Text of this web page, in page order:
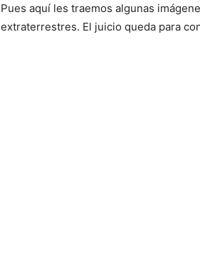
Pues aquí les traemos algunas
extraterrestres. El juicio queda para